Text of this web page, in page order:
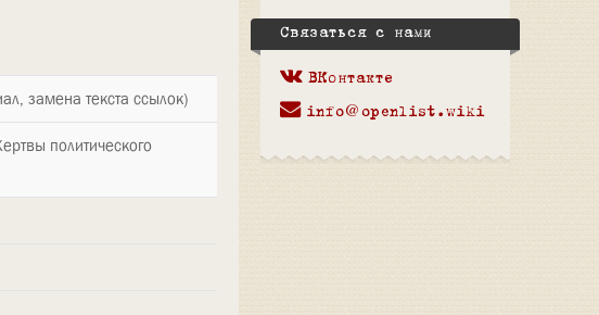
замена текста ссылок)
политического
Связаться с нами
ВКонтакте
info@openlist.wiki